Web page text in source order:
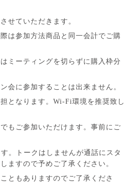
せていただきます。
は参加方法商品と同一会計でご購
ミーティングを切らずに購入枠分
会に参加することは出来ません。
となります。Wi-Fi環境を推奨致し
もご参加いただけます。事前にご
。トークはしませんが通話にスタ
ますので予めご了承ください。
ともありますのでご了承くださ